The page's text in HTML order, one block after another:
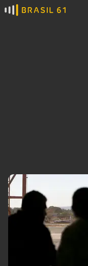
Ver todas as notícias
Agronegócios
Brasil
Brasil Mineral